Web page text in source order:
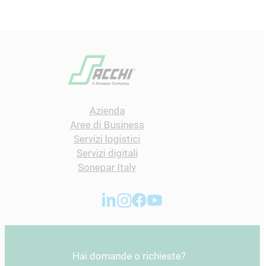
Azienda
Aree di Business
Servizi logistici
Servizi digitali
Sonepar Italy
Hai domande o richieste?